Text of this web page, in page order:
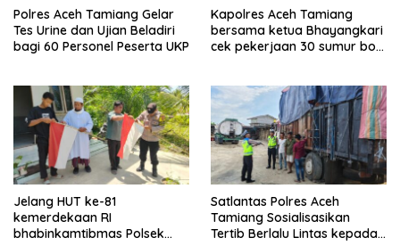
Polres Aceh Tamiang Gelar
Tes Urine dan Ujian Beladiri
bagi 60 Personel Peserta UKP
Kapolres Aceh Tamiang
bersama ketua Bhayangkari
cek pekerjaan 30 sumur bor
Jelang HUT ke-81
kemerdekaan RI
bhabinkamtibmas Polsek
Satlantas Polres Aceh
Tamiang Sosialisasikan
Tertib Berlalu Lintas kepada